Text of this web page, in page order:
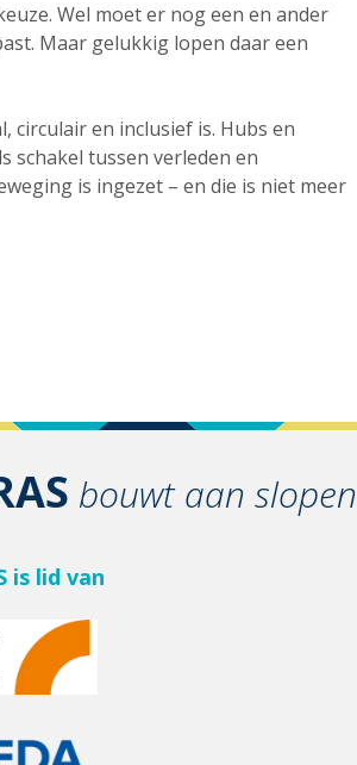
Wel moet er nog een en ander
Maar gelukkig lopen daar een
circulair en inclusief is. Hubs en
schakel tussen verleden en
is ingezet – en die is niet meer
bouwt aan slopen
is lid van